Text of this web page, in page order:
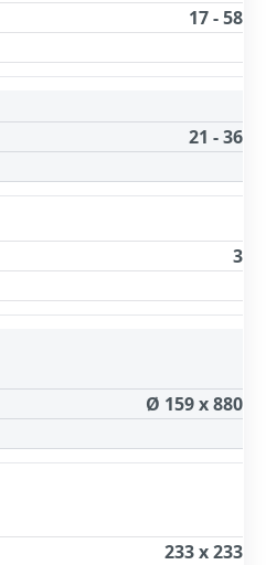
17 - 58
21 - 36
3
Ø 159 x 880
233 x 233